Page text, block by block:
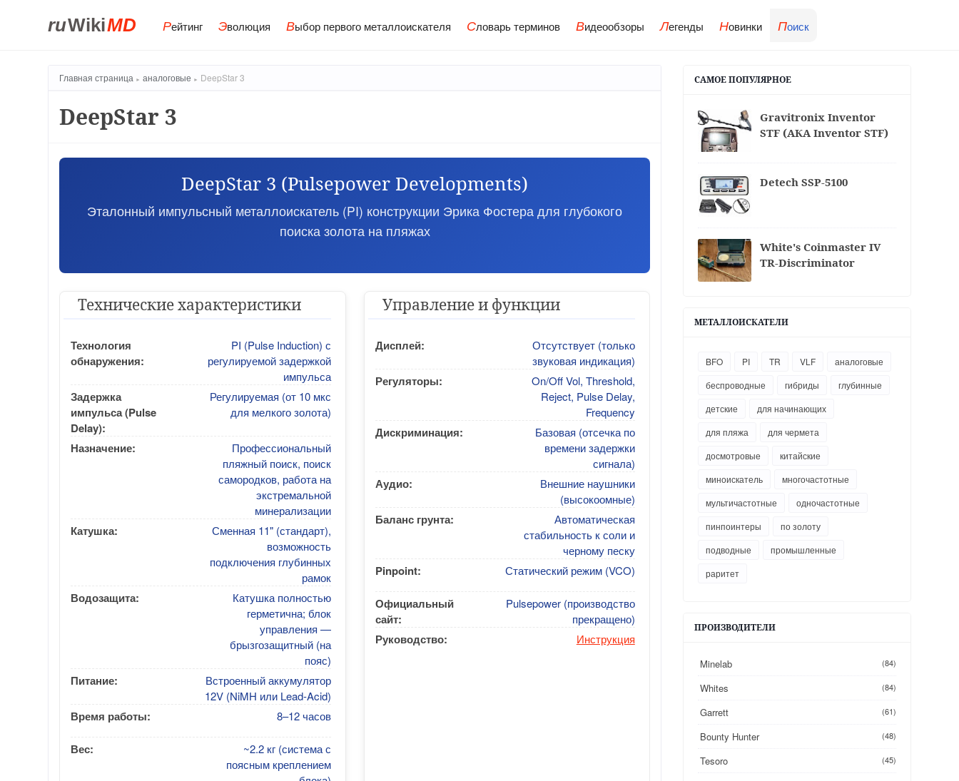
ruWikiMD Рейтинг Эволюция Выбор первого металлоискателя Словарь терминов Видеообзоры Легенды Новинки Поиск
Главная страница аналоговые DeepStar 3
DeepStar 3
DeepStar 3 (Pulsepower Developments)
Эталонный импульсный металлоискатель (PI) конструкции Эрика Фостера для глубокого
поиска золота на пляжах
Технические характеристики
Технология
обнаружения:
PI (Pulse Induction) с
регулируемой задержкой
импульса
Задержка
импульса (Pulse
Delay):
Регулируемая (от 10 мкс
для мелкого золота)
Назначение:
Профессиональный
пляжный поиск, поиск
самородков, работа на
экстремальной
минерализации
Катушка:
Сменная 11" (стандарт),
возможность
подключения глубинных
рамок
Водозащита:
Катушка полностью
герметична; блок
управления —
брызгозащитный (на
пояс)
Питание:
Встроенный аккумулятор
12V (NiMH или Lead-Acid)
Время работы: 8–12 часов
Вес:
~2.2 кг (система с
поясным креплением
Управление и функции
Дисплей:
Отсутствует (только
звуковая индикация)
Регуляторы:
On/Off Vol, Threshold,
Reject, Pulse Delay,
Frequency
Дискриминация:
Базовая (отсечка по
времени задержки
сигнала)
Аудио:
Внешние наушники
(высокоомные)
Баланс грунта:
Автоматическая
стабильность к соли и
черному песку
Pinpoint: Статический режим (VCO)
Официальный
сайт:
Pulsepower (производство
прекращено)
Руководство: Инструкция
САМОЕ ПОПУЛЯРНОЕ
Gravitronix Inventor
STF (АКА Inventor STF)
Detech SSP-5100
White's Coinmaster IV
TR-Discriminator
МЕТАЛЛОИСКАТЕЛИ
BFO PI TR VLF
аналоговые
беспроводные
гибриды
глубинные
детские
для начинающих
для пляжа
для чермета
досмотровые
китайские
миноискатель
многочастотные
мультичастотные
одночастотные
пинпоинтеры
по золоту
подводные
промышленные
раритет
ПРОИЗВОДИТЕЛИ
Minelab (84)
Whites (84)
Garrett (61)
Bounty Hunter (48)
Tesoro (45)